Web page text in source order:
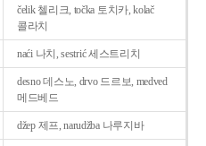
čelik 첼리크, točka 토치카, kolač
콜라치
naći 나치, sestrić 세스트리치
desno 데스노, drvo 드르보, medved
메드베드
džep 제프, narudžba 나루지바